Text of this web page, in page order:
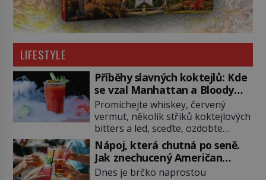
LIFESTYLE
Příběhy slavných koktejlů: Kde
se vzal Manhattan a Bloody
Mary?
Promíchejte whiskey, červený
vermut, několik střiků koktejlových
bitters a led, sceďte, ozdobte
koktejlovou třešinkou a tadá…
Manhattan je tu! A pokud to má být
skutečně on, dejte si pozor, ať
místo klasické americké rye
Nápoj, která chutná po seně.
Jak znechucený Američan
vymyslel brčko
Dnes je brčko naprostou